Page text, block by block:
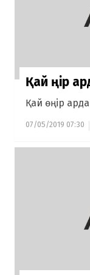
Қай өңір
Қай өңір
07/05/2019 07:30